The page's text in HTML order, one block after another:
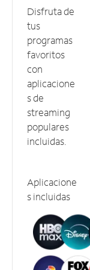
Disfruta de
tus
programas
favoritos
con
aplicacione
s de
streaming
populares
incluidas.
Aplicacione
s incluidas